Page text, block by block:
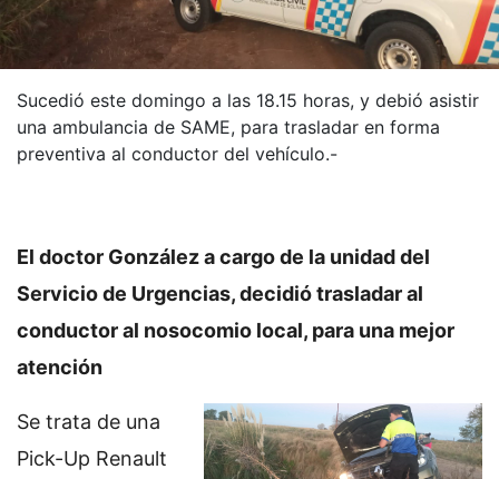
Sucedió este domingo a las 18.15 horas, y debió asistir
una ambulancia de SAME, para trasladar en forma
preventiva al conductor del vehículo.-
El doctor González a cargo de la unidad del
Servicio de Urgencias, decidió trasladar al
conductor al nosocomio local, para una mejor
atención
Se trata de una
Pick-Up Renault